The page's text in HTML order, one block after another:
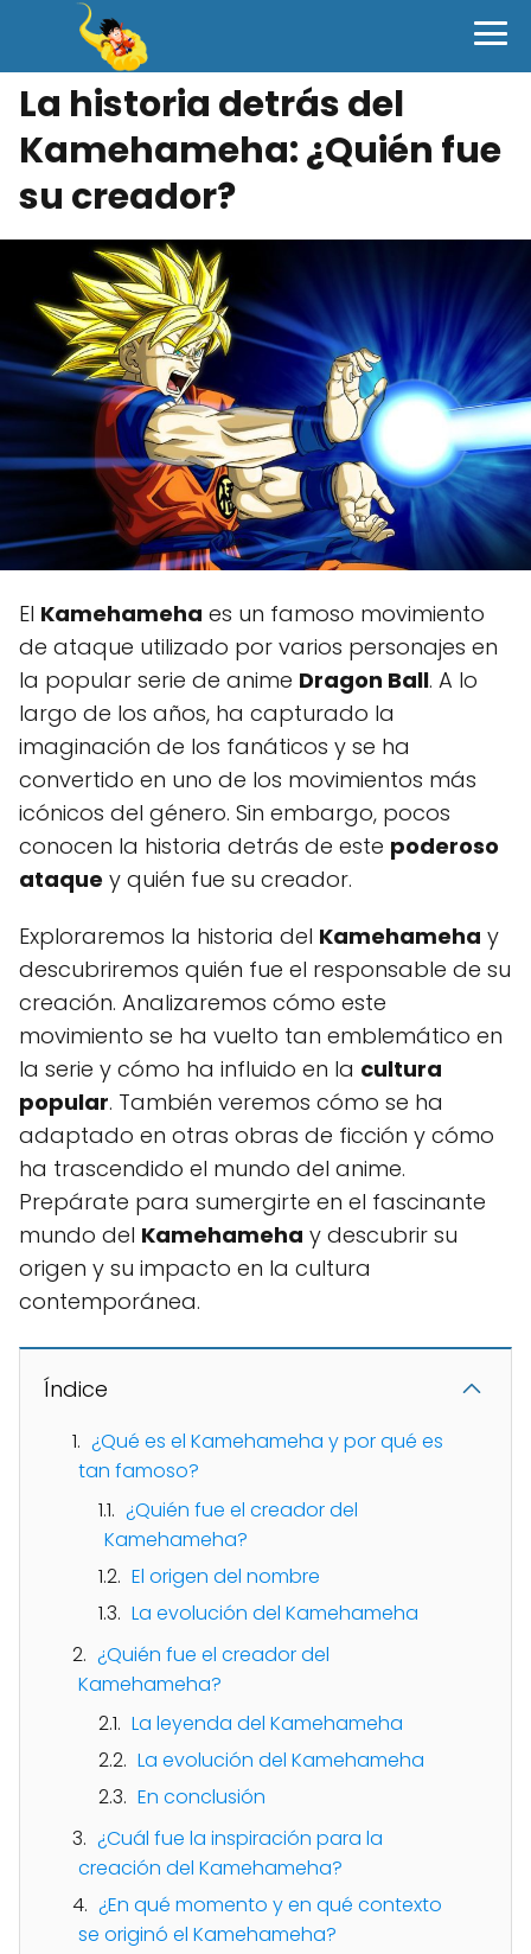
La historia detrás del
Kamehameha: ¿Quién fue
su creador?
El Kamehameha es un famoso movimiento
de ataque utilizado por varios personajes en
la popular serie de anime Dragon Ball. A lo
largo de los años, ha capturado la
imaginación de los fanáticos y se ha
convertido en uno de los movimientos más
icónicos del género. Sin embargo, pocos
conocen la historia detrás de este poderoso
ataque y quién fue su creador.
Exploraremos la historia del Kamehameha y
descubriremos quién fue el responsable de su
creación. Analizaremos cómo este
movimiento se ha vuelto tan emblemático en
la serie y cómo ha influido en la cultura
popular. También veremos cómo se ha
adaptado en otras obras de ficción y cómo
ha trascendido el mundo del anime.
Prepárate para sumergirte en el fascinante
mundo del Kamehameha y descubrir su
origen y su impacto en la cultura
contemporánea.
Índice
¿Qué es el Kamehameha y por qué es
tan famoso?
¿Quién fue el creador del
Kamehameha?
El origen del nombre
La evolución del Kamehameha
¿Quién fue el creador del
Kamehameha?
La leyenda del Kamehameha
La evolución del Kamehameha
En conclusión
¿Cuál fue la inspiración para la
creación del Kamehameha?
¿En qué momento y en qué contexto
se originó el Kamehameha?